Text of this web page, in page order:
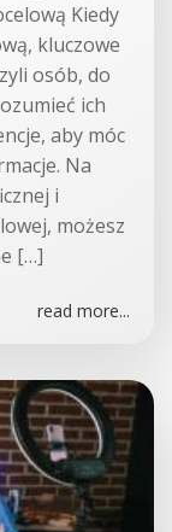
Kiedy
kluczowe
osób, do
ich
aby móc
Na
i
możesz
[…]
read more...